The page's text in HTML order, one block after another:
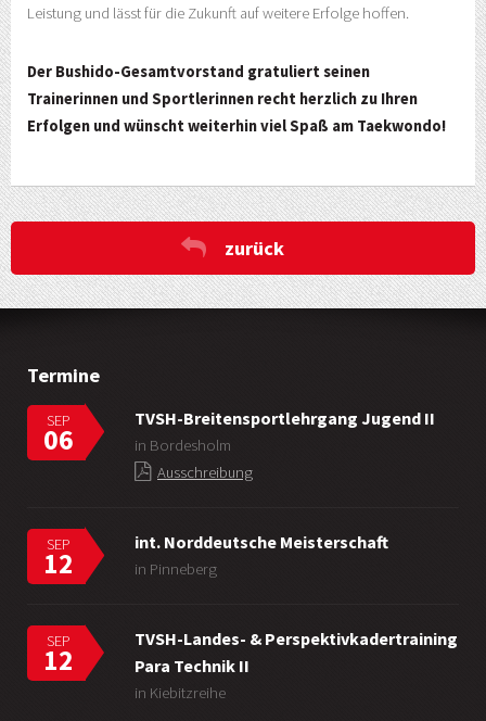
Leistung und lässt für die Zukunft auf weitere Erfolge hoffen.
Der Bushido-Gesamtvorstand gratuliert seinen
Trainerinnen und Sportlerinnen recht herzlich zu Ihren
Erfolgen und wünscht weiterhin viel Spaß am Taekwondo!
zurück
Termine
SEP
06
TVSH-Breitensportlehrgang Jugend II
in Bordesholm
Ausschreibung
SEP
12
int. Norddeutsche Meisterschaft
in Pinneberg
SEP
12
TVSH-Landes- & Perspektivkadertraining
Para Technik II
in Kiebitzreihe